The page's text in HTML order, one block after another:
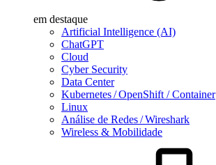
em destaque
Artificial Intelligence (AI)
ChatGPT
Cloud
Cyber Security
Data Center
Kubernetes / OpenShift / Container
Linux
Análise de Redes / Wireshark
Wireless & Mobilidade